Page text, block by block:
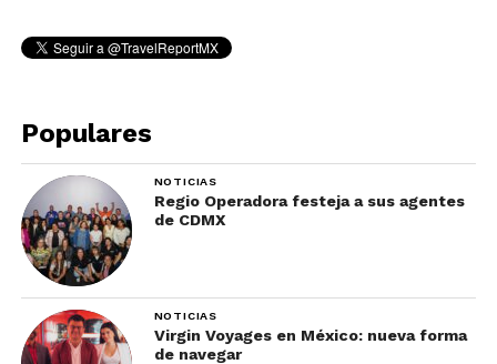
Populares
NOTICIAS
Regio Operadora festeja a sus agentes
de CDMX
NOTICIAS
Virgin Voyages en México: nueva forma
de navegar